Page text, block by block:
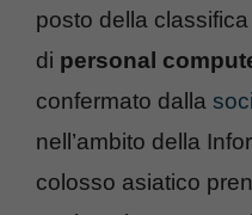
posto della
di personal
confermato dalla
nell’ambito della
colosso asiatico